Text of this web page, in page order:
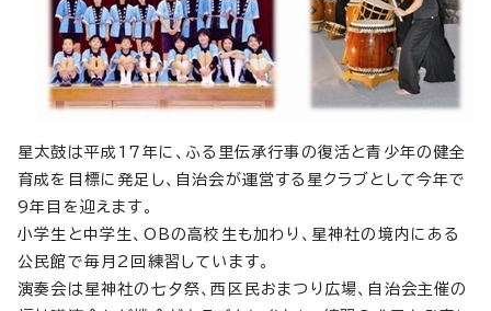
星太鼓は平成17年に、ふる里伝承行事の復活と青少年の健全
育成を目標に発足し、自治会が運営する星クラブとして今年で
9年目を迎えます。
小学生と中学生、OBの高校生も加わり、星神社の境内にある
公民館で毎月2回練習しています。
演奏会は星神社の七夕祭、西区民おまつり広場、自治会主催の